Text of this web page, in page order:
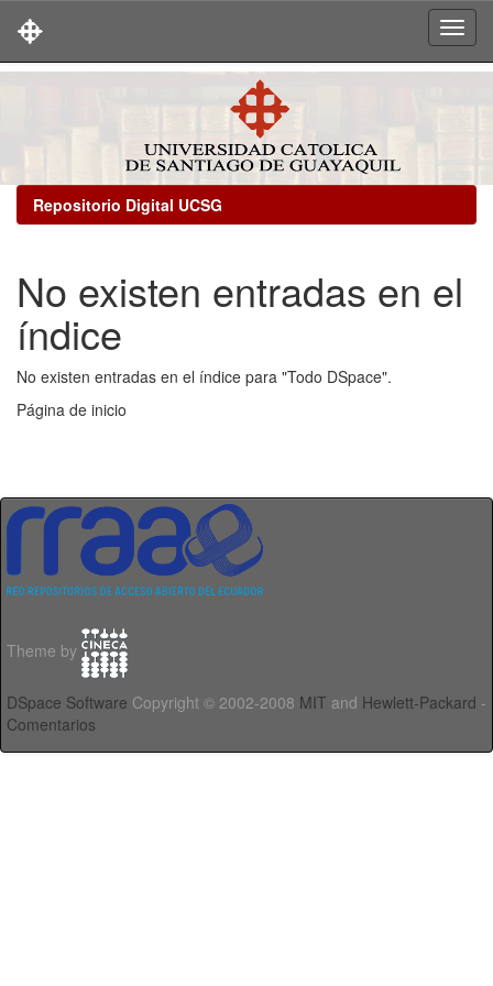
Repositorio Digital UCSG
No existen entradas en el
índice
No existen entradas en el índice para "Todo DSpace".
Página de inicio
Theme by
DSpace Software Copyright © 2002-2008 MIT and Hewlett-Packard -
Comentarios